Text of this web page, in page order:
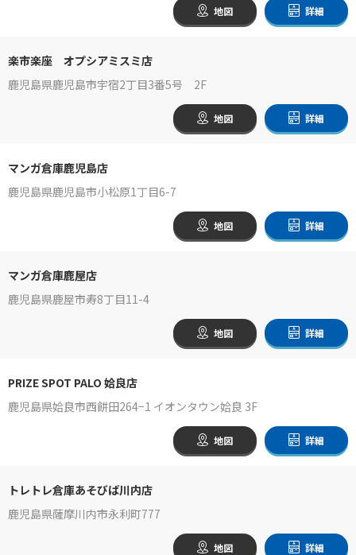
地図 詳細
楽市楽座 オプシアミスミ店
鹿児島県鹿児島市宇宿2丁目3番5号 2F
地図 詳細
マンガ倉庫鹿児島店
鹿児島県鹿児島市小松原1丁目6-7
地図 詳細
マンガ倉庫鹿屋店
鹿児島県鹿屋市寿8丁目11-4
地図 詳細
PRIZE SPOT PALO 姶良店
鹿児島県姶良市西餠田264−1 イオンタウン姶良 3F
地図 詳細
トレトレ倉庫あそびば川内店
鹿児島県薩摩川内市永利町777
地図 詳細